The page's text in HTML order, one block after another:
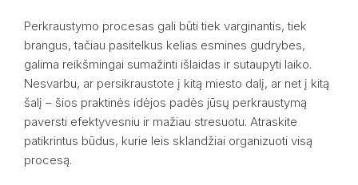
Perkraustymo procesas gali būti tiek varginantis, tiek
brangus, tačiau pasitelkus kelias esmines gudrybes,
galima reikšmingai sumažinti išlaidas ir sutaupyti laiko.
Nesvarbu, ar persikraustote į kitą miesto dalį, ar net į kitą
šalį – šios praktinės idėjos padės jūsų perkraustymą
paversti efektyvesniu ir mažiau stresuotu. Atraskite
patikrintus būdus, kurie leis sklandžiai organizuoti visą
procesą.